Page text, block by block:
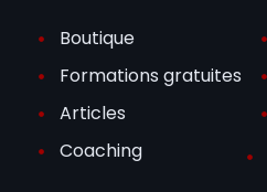
Boutique
Formations gratuites
Articles
Coaching